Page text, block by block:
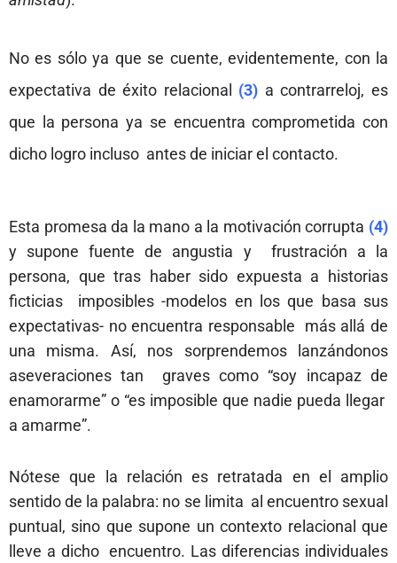
No es sólo ya que se cuente, evidentemente, con la
expectativa de éxito relacional (3) a contrarreloj, es
que la persona ya se encuentra comprometida con
dicho logro incluso antes de iniciar el contacto.
Esta promesa da la mano a la motivación corrupta (4)
y supone fuente de angustia y frustración a la
persona, que tras haber sido expuesta a historias
ficticias imposibles -modelos en los que basa sus
expectativas- no encuentra responsable más allá de
una misma. Así, nos sorprendemos lanzándonos
aseveraciones tan graves como “soy incapaz de
enamorarme” o “es imposible que nadie pueda llegar
a amarme”.
Nótese que la relación es retratada en el amplio
sentido de la palabra: no se limita al encuentro sexual
puntual, sino que supone un contexto relacional que
lleve a dicho encuentro. Las diferencias individuales